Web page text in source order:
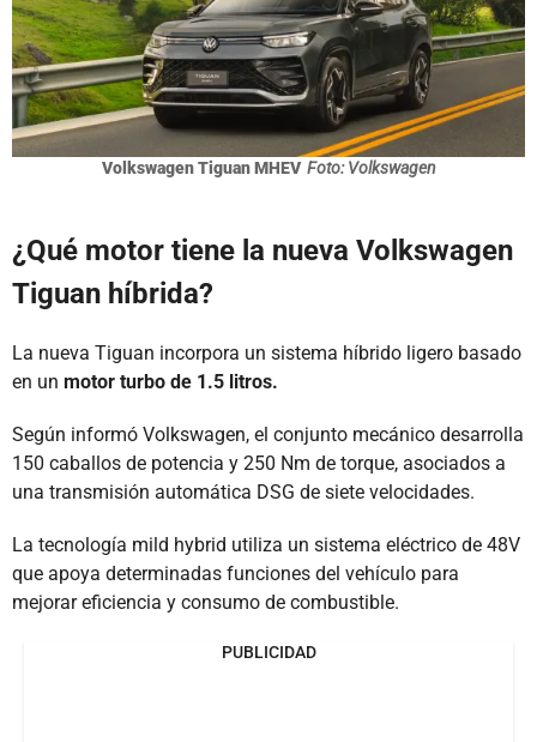
Volkswagen Tiguan MHEV Foto: Volkswagen
¿Qué motor tiene la nueva Volkswagen
Tiguan híbrida?
La nueva Tiguan incorpora un sistema híbrido ligero basado
en un motor turbo de 1.5 litros.
Según informó Volkswagen, el conjunto mecánico desarrolla
150 caballos de potencia y 250 Nm de torque, asociados a
una transmisión automática DSG de siete velocidades.
La tecnología mild hybrid utiliza un sistema eléctrico de 48V
que apoya determinadas funciones del vehículo para
mejorar eficiencia y consumo de combustible.
PUBLICIDAD